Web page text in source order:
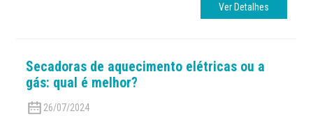
Ver Detalhes
Secadoras de aquecimento elétricas ou a
gás: qual é melhor?
26/07/2024